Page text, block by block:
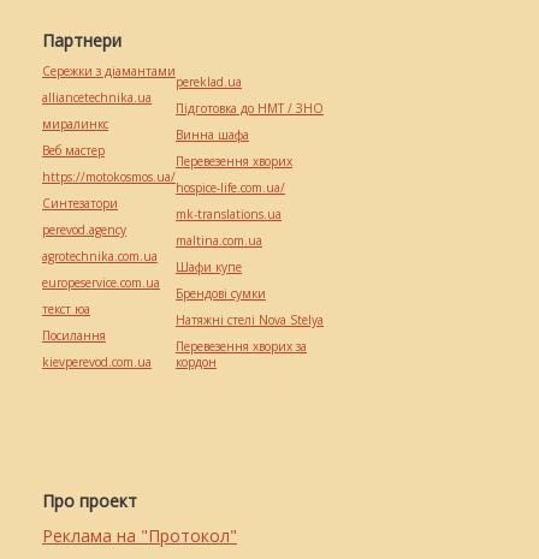
Про проект
Реклама на "Протокол"
Партнери
Сережки з діамантами
alliancetechnika.ua
миралинкс
Веб мастер
https://motokosmos.ua/
Синтезатори
perevod.agency
agrotechnika.com.ua
europeservice.com.ua
текст юа
Посилання
kievperevod.com.ua
pereklad.ua
Підготовка до НМТ / ЗНО
Винна шафа
Перевезення хворих
hospice-life.com.ua/
mk-translations.ua
maltina.com.ua
Шафи купе
Брендові сумки
Натяжні стелі Nova Stelya
Перевезення хворих за
кордон